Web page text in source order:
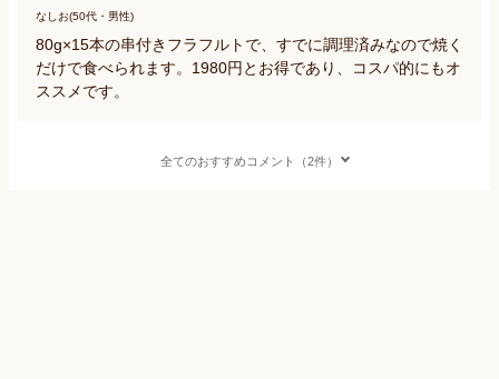
なしお(50代・男性)
80g×15本の串付きフラフルトで、すでに調理済みなので焼く
だけで食べられます。1980円とお得であり、コスパ的にもオ
ススメです。
全てのおすすめコメント（2件）